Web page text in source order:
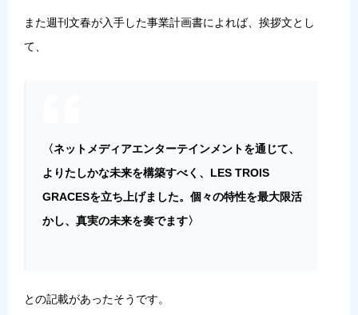
また週刊文春が入手した事業計画書によれば、挨拶文とし
て、
〈ネットメディアエンターテインメントを通じて、
よりたしかな未来を構築すべく、LES TROIS
GRACESを立ち上げました。個々の特性を最大限活
かし、真実の未来を奏でます〉
との記載があったそうです。